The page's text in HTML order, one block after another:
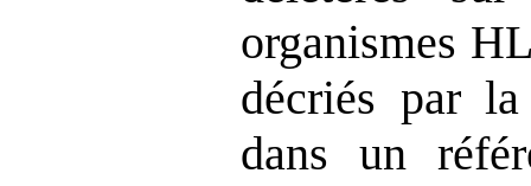
organismes
décriés par
dans un